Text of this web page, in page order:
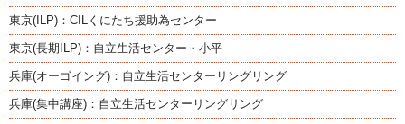
東京(ILP)：CILくにたち援助為センター
東京(長期ILP)：自立生活センター・小平
兵庫(オーゴイング)：自立生活センターリングリング
兵庫(集中講座)：自立生活センターリングリング